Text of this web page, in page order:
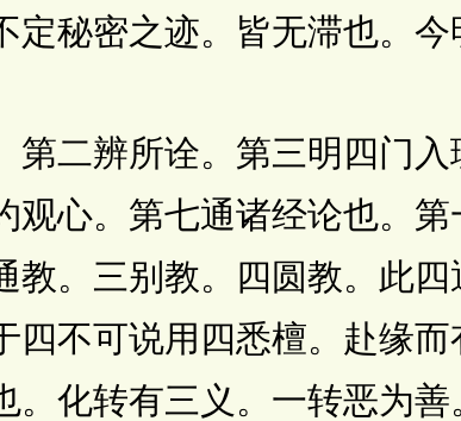
定秘密之迹。皆无滞也。今
二辨所诠。第三明四门入
观心。第七通诸经论也。
教。三别教。四圆教。此
四不可说用四悉檀。赴缘
。化转有三义。一转恶为